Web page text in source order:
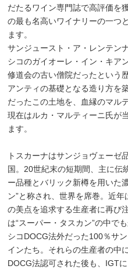
だたるワイン専門誌で高評価を
の最も名高いワイナリーの一つ
ます。
サンジュースト・ア・レンテン
シコのガイオーレ・イン・キア
修道会の古い僧院だったという
アンティの基礎となる造り方を
だったこの土地を、血縁のマル
現在はルカ・マルティーニ氏が
ます。
トスカーナはサンジョヴェーゼ
国。20世紀末の短期間、主に伝
ー品種とバリック新樽を用いた
ン”と称され、世界を席巻。近
の美点を追求する生産者に再び
は“スーパー・タスカン”の中で
シコDOCG法外だった100％サ
インたち。それらの生産者の中
DOCG法認可された後も、IGT